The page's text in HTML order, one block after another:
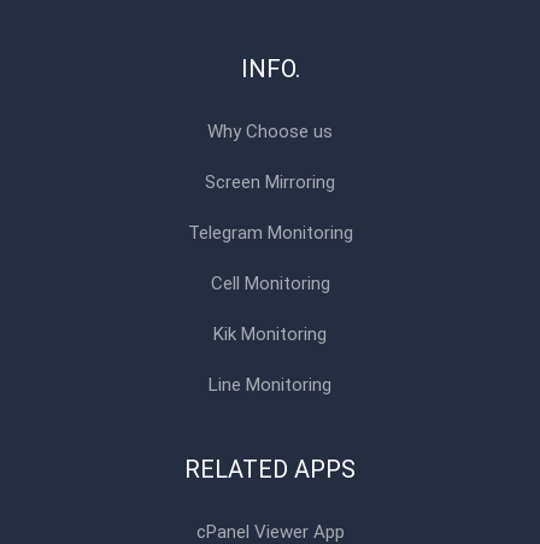
INFO.
Why Choose us
Screen Mirroring
Telegram Monitoring
Cell Monitoring
Kik Monitoring
Line Monitoring
RELATED APPS
cPanel Viewer App